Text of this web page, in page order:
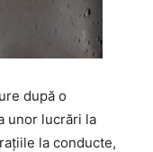
după o
unor lucrări la
la conducte,